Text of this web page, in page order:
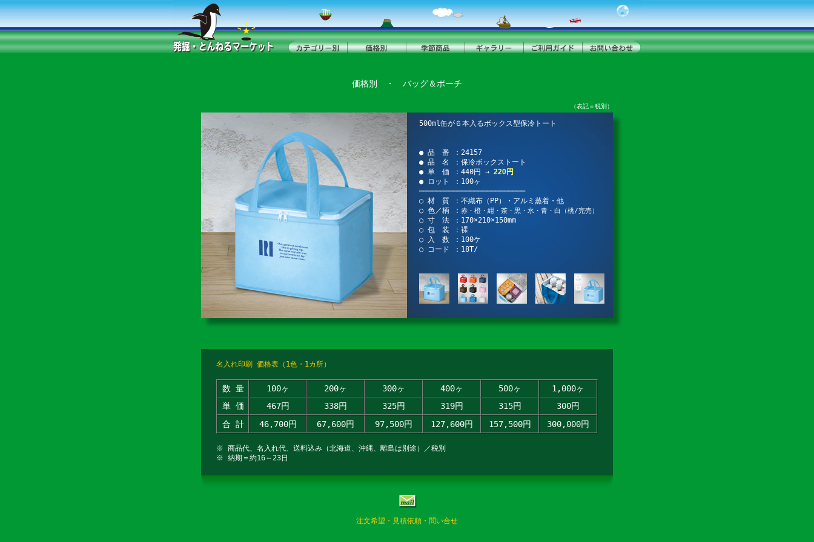
価格別 ・ バッグ＆ポーチ
（表記＝税別）
500ml缶が６本入るボックス型保冷トート
● 品 番 ：24157
● 品 名 ：保冷ボックストート
● 単 価 ：440円 → 220円
● ロット ：100ヶ
─────────────────────────
○ 材 質 ：不織布（PP）・アルミ蒸着・他
○ 色／柄 ： 赤・橙・紺・茶・黒・水・青・白（桃/完売）
○ 寸 法 ：170×210×150mm
○ 包 装 ：裸
○ 入 数 ：100ケ
○ コード ：18T/
名入れ印刷 価格表（1色・1カ所）
数 量 100ヶ 200ヶ 300ヶ 400ヶ 500ヶ
1,000ヶ
単 価
467円 338円 325円 319円 315円
300円
合 計
46,700円 67,600円 97,500円 127,600円 157,500円 300,000円
※ 商品代、名入れ代、送料込み（北海道、沖縄、離島は別途）／税別
※ 納期＝約16～23日
注文希望・見積依頼・問い合せ